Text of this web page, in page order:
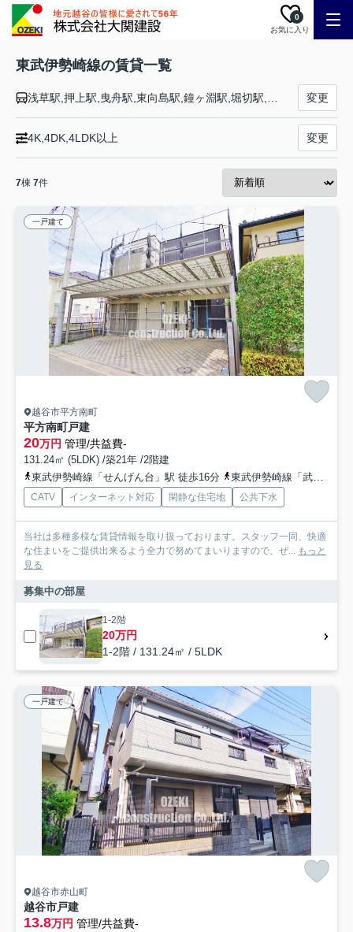
お気に入り
0
東武伊勢崎線の賃貸一覧
変更
4K,4DK,4LDK以上 変更
7棟 7件
一戸建て
越谷市平方南町
平方南町戸建
20万円 管理/共益費-
131.24㎡ (5LDK) /築21年 /2階建
東武伊勢崎線「せんげん台」駅 徒歩16分
東武伊勢崎線「武里」駅 徒歩12分
CATV インターネット対応 閑静な住宅地 公共下水
当社は多種多様な賃貸情報を取り扱っております。スタッフ一同、快適
な住まいをご提供出来るよう全力で努めてまいりますので、ぜ... もっと
見る
募集中の部屋
1-2階
20万円
1-2階 / 131.24㎡ / 5LDK
一戸建て
越谷市赤山町
越谷市戸建
13.8万円 管理/共益費-